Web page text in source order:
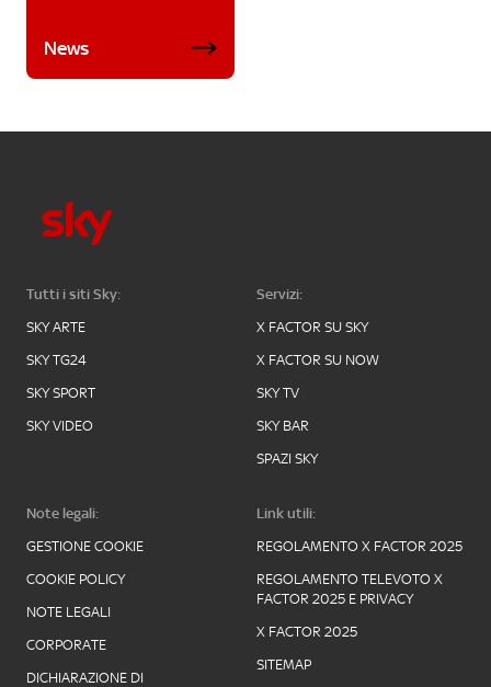
News
Tutti i siti Sky:
SKY ARTE
SKY TG24
SKY SPORT
SKY VIDEO
Servizi:
X FACTOR SU SKY
X FACTOR SU NOW
SKY TV
SKY BAR
SPAZI SKY
Note legali:
GESTIONE COOKIE
COOKIE POLICY
NOTE LEGALI
CORPORATE
DICHIARAZIONE DI
Link utili:
REGOLAMENTO X FACTOR 2025
REGOLAMENTO TELEVOTO X
FACTOR 2025 E PRIVACY
X FACTOR 2025
SITEMAP